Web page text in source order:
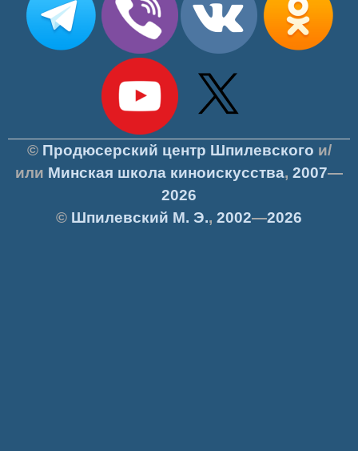
© Продюсерский центр Шпилевского и/
или Минская школа киноискусства, 2007—
2026
© Шпилевский М. Э., 2002—2026